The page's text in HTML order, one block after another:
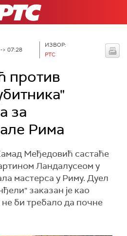
> 07:28
ИЗВОР:
РТС
против
за
Рима
Међедовић састаће
Ландалусеом у
мастерса у Риму. Дуел
заказан је као
би требало да почне